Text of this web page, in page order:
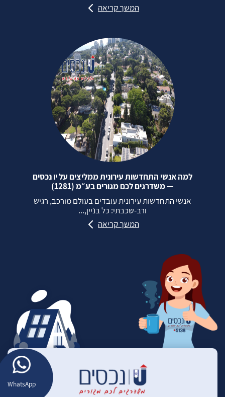
WhatsApp
המשך קריאה
למה אנשי התחדשות עירונית ממליצים על יו נכסים
— משדרגים לכם מגורים בע״מ (1281)
אנשי התחדשות עירונית עובדים בעולם מורכב, רגיש
ורב‑שכבתי: כל בניין,...
המשך קריאה